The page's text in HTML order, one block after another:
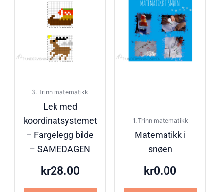
3. Trinn matematikk
Lek med
koordinatsystemet
– Fargelegg bilde
– SAMEDAGEN
kr28.00
1. Trinn matematikk
Matematikk i
snøen
kr0.00